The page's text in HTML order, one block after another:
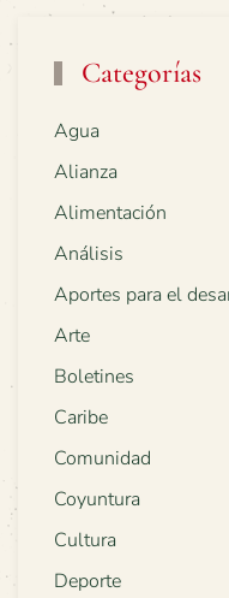
Categorías
Agua
Alianza
Alimentación
Análisis
Aportes para el
Arte
Boletines
Caribe
Comunidad
Coyuntura
Cultura
Deporte